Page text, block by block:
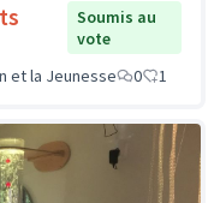
Soumis au
vote
et la Jeunesse
0 1